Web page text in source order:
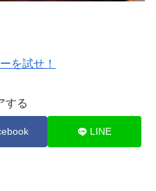
を試せ！
する
LINE